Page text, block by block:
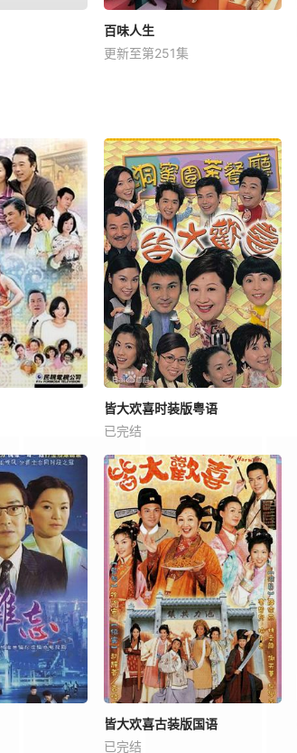
百味人生
更新至第251集
皆大欢喜时装版粤语
已完结
皆大欢喜古装版国语
已完结